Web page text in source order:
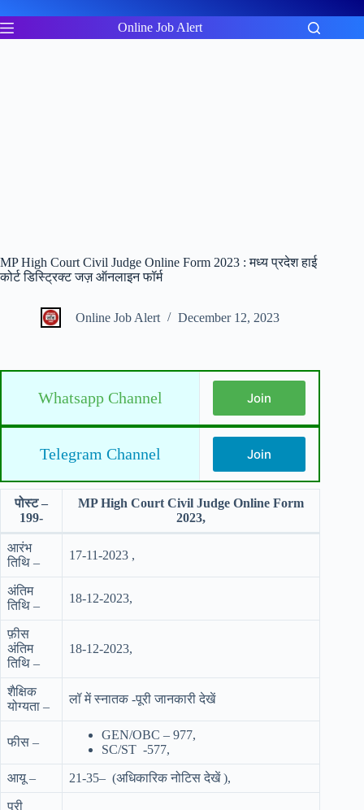
to
content
Online Job Alert
MP High Court Civil Judge Online Form 2023 : मध्य प्रदेश हाई
कोर्ट डिस्ट्रिक्ट जज़ ऑनलाइन फॉर्म
Online Job Alert December 12, 2023
Whatsapp Channel Join
Telegram Channel Join
पोस्ट –
199-
MP High Court Civil Judge Online Form
2023,
आरंभ
तिथि –
17-11-2023 ,
अंतिम
तिथि –
18-12-2023,
फ़ीस
अंतिम
तिथि –
18-12-2023,
शैक्षिक
योग्यता –
लॉ में स्नातक -पूरी जानकारी देखें
फीस –
GEN/OBC – 977,
SC/ST -577,
आयू – 21-35– (अधिकारिक नोटिस देखें ),
पूरी